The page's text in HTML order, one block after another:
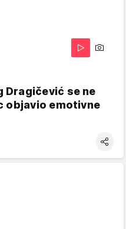
Dragičević se ne
objavio emotivne